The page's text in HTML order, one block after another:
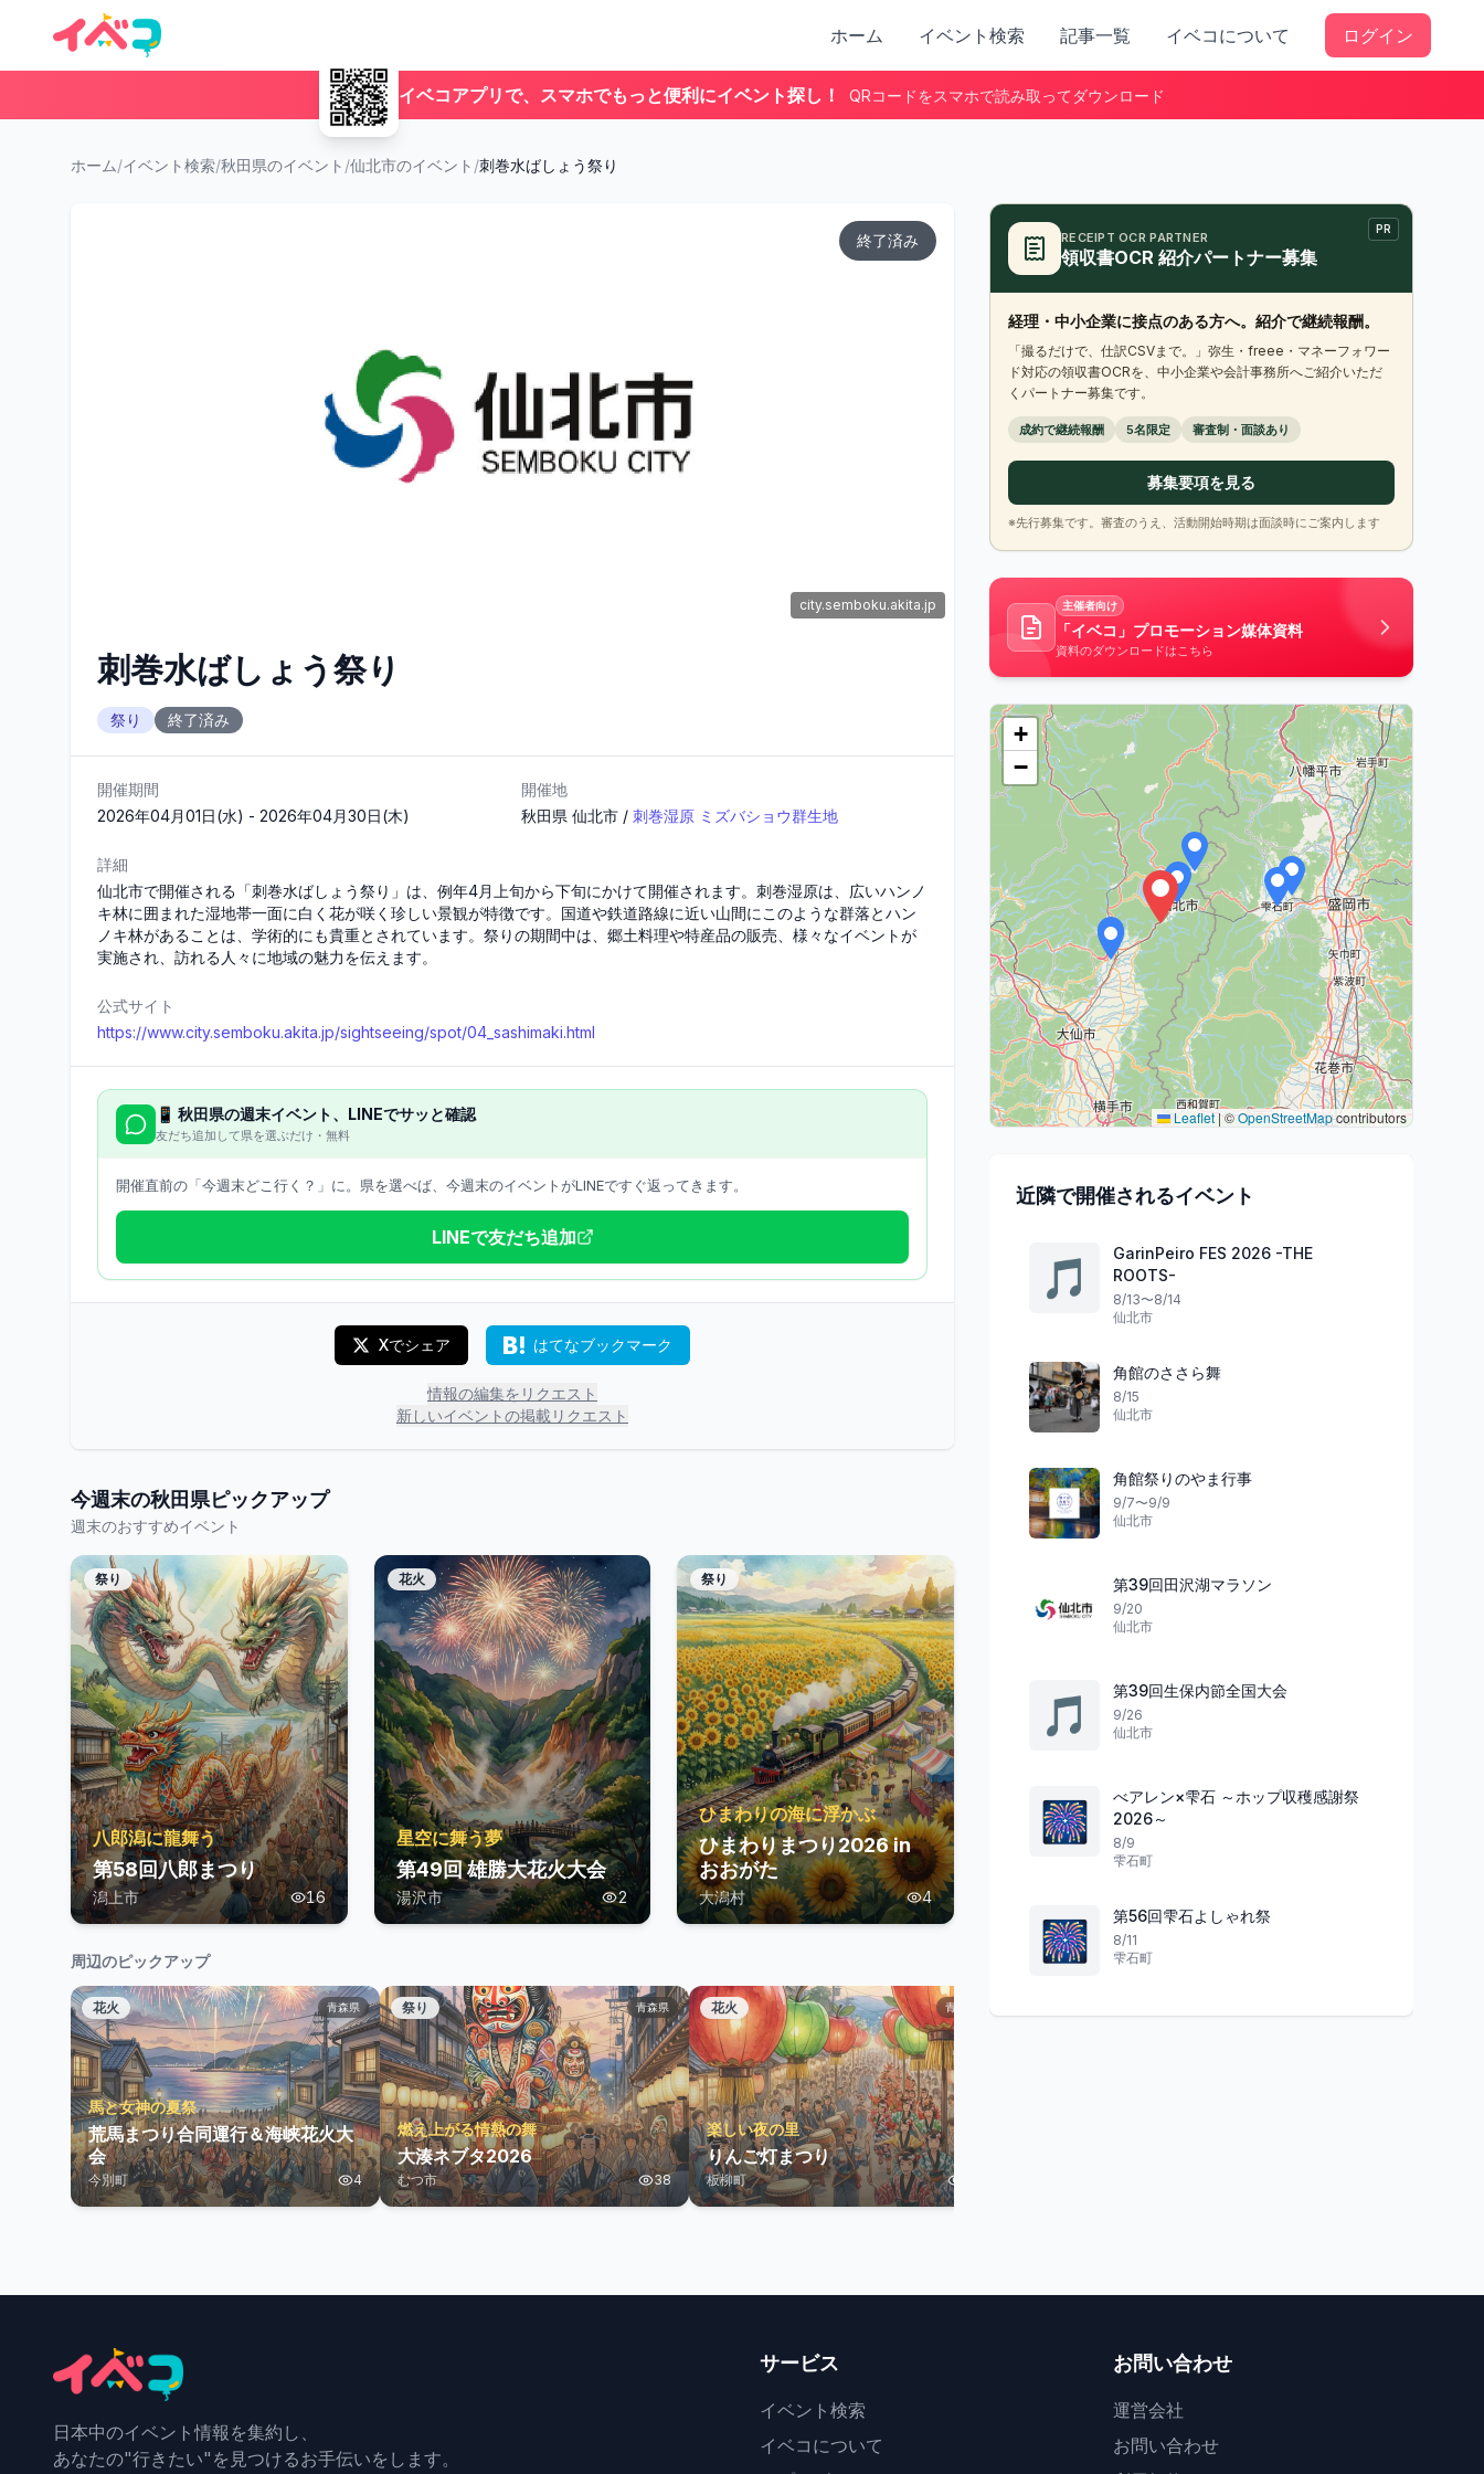
ホーム イベント検索 記事一覧 イベコについて ログイン
イベコアプリで、スマホでもっと便利にイベント探し！ QRコードをスマホで読み取ってダウンロード
ホーム/イベント検索/秋田県のイベント /仙北市のイベント /刺巻水ばしょう祭り
city.semboku.akita.jp
終了済み
刺巻水ばしょう祭り
祭り 終了済み
開催期間
2026年04月01日(水) - 2026年04月30日(木)
開催地
秋田県 仙北市 / 刺巻湿原 ミズバショウ群生地
詳細
仙北市で開催される「刺巻水ばしょう祭り」は、例年4月上旬から下旬にかけて開催されます。刺巻湿原は、広いハンノ
キ林に囲まれた湿地帯一面に白く花が咲く珍しい景観が特徴です。国道や鉄道路線に近い山間にこのような群落とハン
ノキ林があることは、学術的にも貴重とされています。祭りの期間中は、郷土料理や特産品の販売、様々なイベントが
実施され、訪れる人々に地域の魅力を伝えます。
公式サイト
https://www.city.semboku.akita.jp/sightseeing/spot/04_sashimaki.html
📱 秋田県の週末イベント、LINEでサッと確認
友だち追加して県を選ぶだけ・無料
開催直前の「今週末どこ行く？」に。県を選べば、今週末のイベントがLINEですぐ返ってきます。
LINEで友だち追加
Xでシェア はてなブックマーク
情報の編集をリクエスト
新しいイベントの掲載リクエスト
今週末の秋田県ピックアップ
週末のおすすめイベント
祭り
八郎潟に龍舞う
第58回八郎まつり
潟上市 16
花火
星空に舞う夢
第49回 雄勝大花火大会
湯沢市 2
祭り
ひまわりの海に浮かぶ
ひまわりまつり2026 in
おおがた
大潟村 4
周辺のピックアップ
花火 青森県
馬と女神の夏祭
荒馬まつり合同運行＆海峡花火大
会
今別町 4
祭り 青森県
燃え上がる情熱の舞
大湊ネブタ2026
むつ市 38
花火 青森県
楽しい夜の里
りんご灯まつり
板柳町
PR
RECEIPT OCR PARTNER
領収書OCR 紹介パートナー募集
経理・中小企業に接点のある方へ。紹介で継続報酬。
「撮るだけで、仕訳CSVまで。」弥生・freee・マネーフォワー
ド対応の領収書OCRを、中小企業や会計事務所へご紹介いただ
くパートナー募集です。
成約で継続報酬 5名限定 審査制・面談あり
募集要項を見る
※先行募集です。審査のうえ、活動開始時期は面談時にご案内します
主催者向け
「イベコ」プロモーション媒体資料
資料のダウンロードはこちら
+
−
Leaflet |©OpenStreetMapcontributors
近隣で開催されるイベント
🎵
GarinPeiro FES 2026 -THE
ROOTS-
8/13〜8/14
仙北市
角館のささら舞
8/15
仙北市
角館祭りのやま行事
9/7〜9/9
仙北市
第39回田沢湖マラソン
9/20
仙北市
🎵
第39回生保内節全国大会
9/26
仙北市
🎆
べアレン×雫石 ～ホップ収穫感謝祭
2026～
8/9
雫石町
🎆
第56回雫石よしゃれ祭
8/11
雫石町
日本中のイベント情報を集約し、
あなたの"行きたい"を見つけるお手伝いをします。
サービス
イベント検索
イベコについて
お問い合わせ
運営会社
お問い合わせ